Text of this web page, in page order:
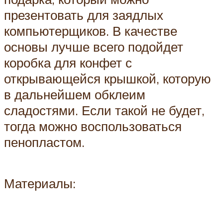
презентовать для заядлых
компьютерщиков. В качестве
основы лучше всего подойдет
коробка для конфет с
открывающейся крышкой, которую
в дальнейшем обклеим
сладостями. Если такой не будет,
тогда можно воспользоваться
пенопластом.
Материалы: